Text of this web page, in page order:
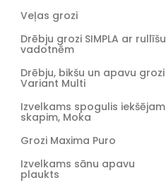
Veļas grozi
Drēbju grozi SIMPLA ar rullīšu
vadotnēm
Drēbju, bikšu un apavu grozi
Variant Multi
Izvelkams spogulis iekšējam
skapim, Moka
Grozi Maxima Puro
Izvelkams sānu apavu
plaukts